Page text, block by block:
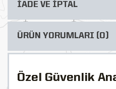
İADE VE İPTAL
ÜRÜN YORUMLARI (0)
Özel Güvenlik